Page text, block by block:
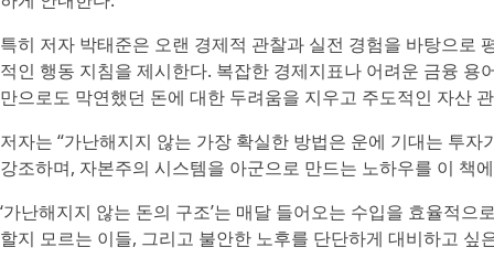
특히 저자 박태준은 오랜 경제적 관찰과 실전 경험을 바탕으로
적인 행동 지침을 제시한다. 복잡한 경제지표나 어려운 금융
만으로도 막연했던 돈에 대한 두려움을 지우고 주도적인 자산
저자는 “가난해지지 않는 가장 확실한 방법은 운에 기대는 투
강조하며, 자본주의 시스템을 아군으로 만드는 노하우를 이 책
‘가난해지지 않는 돈의 구조’는 매달 들어오는 수입을 효율적
할지 모르는 이들, 그리고 불안한 노후를 단단하게 대비하고